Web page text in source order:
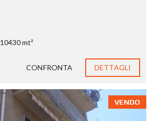
10430 mt²
CONFRONTA DETTAGLI
VENDO